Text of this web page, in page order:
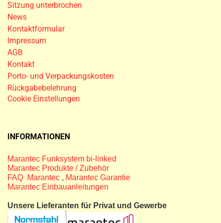
Sitzung unterbrochen
News
Kontaktformular
Impressum
AGB
Kontakt
Porto- und Verpackungskosten
Rückgabebelehrung
Cookie Einstellungen
INFORMATIONEN
Marantec Funksystem bi-linked
Marantec Produkte / Zubehör
FAQ Marantec , Marantec Garantie
Marantec Einbauanleitungen
Unsere Lieferanten für Privat und Gewerbe